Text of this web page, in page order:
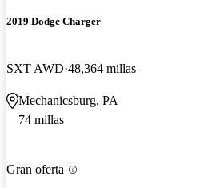
2019 Dodge Charger
SXT AWD 48,364 millas
Mechanicsburg, PA
74 millas
Gran oferta